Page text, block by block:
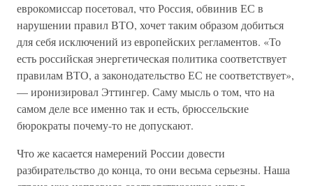
еврокомиссар посетовал, что Россия, обвинив ЕС в
нарушении правил ВТО, хочет таким образом добиться
для себя исключений из европейских регламентов. «То
есть российская энергетическая политика соответствует
правилам ВТО, а законодательство ЕС не соответствует»,
— иронизировал Эттингер. Саму мысль о том, что на
самом деле все именно так и есть, брюссельские
бюрократы почему-то не допускают.
Что же касается намерений России довести
разбирательство до конца, то они весьма серьезны. Наша